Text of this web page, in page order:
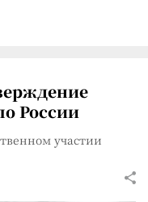
России
участии